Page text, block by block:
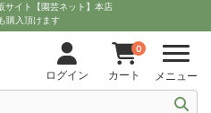
サイト【園芸ネット】本店
購入頂けます
ログイン
0
カート メニュー